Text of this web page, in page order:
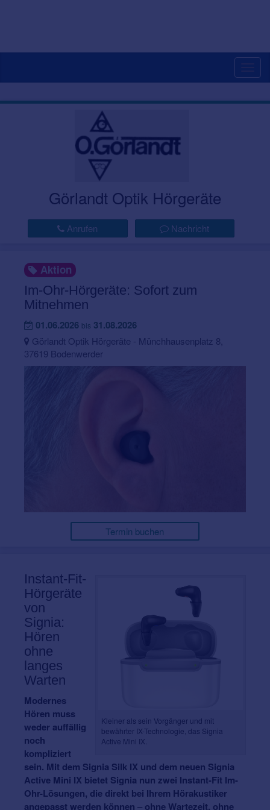
Görlandt Optik Hörgeräte
Anrufen Nachricht
Aktion
Im-Ohr-Hörgeräte: Sofort zum
Mitnehmen
01.06.2026 bis 31.08.2026
Görlandt Optik Hörgeräte - Münchhausenplatz 8,
37619 Bodenwerder
Termin buchen
Kleiner als sein Vorgänger und mit
bewährter IX-Technologie, das Signia
Active Mini IX.
Instant-Fit-
Hörgeräte
von
Signia:
Hören
ohne
langes
Warten
Modernes
Hören muss
weder auffällig
noch
kompliziert
sein. Mit dem Signia Silk IX und dem neuen Signia
Active Mini IX bietet Signia nun zwei Instant-Fit Im-
Ohr-Lösungen, die direkt bei Ihrem Hörakustiker
angepasst werden können – ohne Wartezeit, ohne